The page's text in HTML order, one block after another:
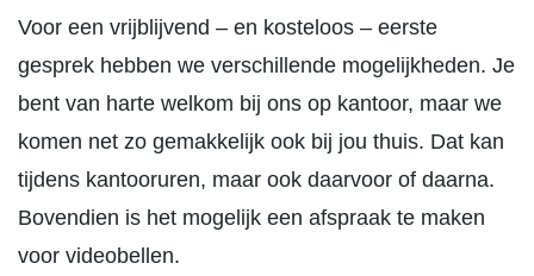
Voor een vrijblijvend – en kosteloos – eerste
gesprek hebben we verschillende mogelijkheden. Je
bent van harte welkom bij ons op kantoor, maar we
komen net zo gemakkelijk ook bij jou thuis. Dat kan
tijdens kantooruren, maar ook daarvoor of daarna.
Bovendien is het mogelijk een afspraak te maken
voor videobellen.